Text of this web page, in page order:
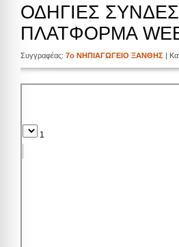
ΟΔΗΓΙΕΣ
ΠΛΑΤΦΟΡΜΑ
Συγγραφέας: 7ο ΝΗΠΙΑΓΩΓΕΙΟ ΞΑΝΘΗΣ |